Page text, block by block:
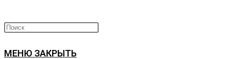
ПОИСК
МЕНЮ ЗАКРЫТЬ